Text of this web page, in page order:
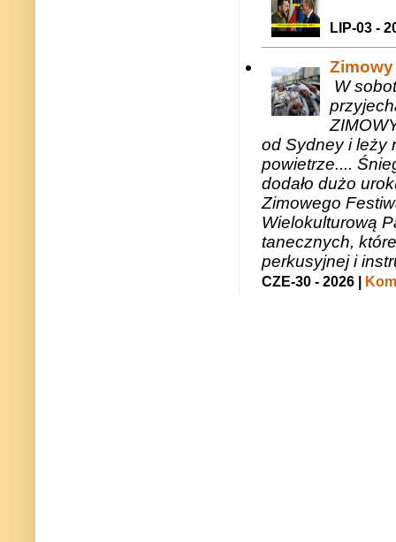
LIP-03 -
W
od Sydney i leży
powietrze....
dodało dużo
Zimowego
Wielokulturową
tanecznych,
perkusyjnej i
CZE-30 - 2026 |